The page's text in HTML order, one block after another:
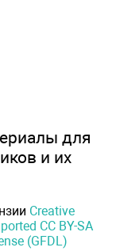
для
и их
Creative
CC BY-SA
(GFDL)